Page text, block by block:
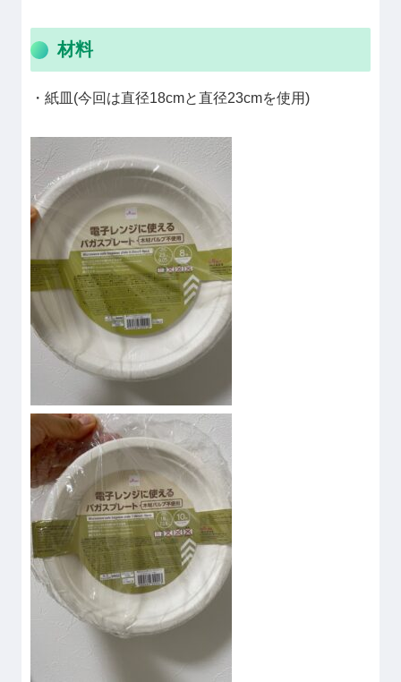
材料
・紙皿(今回は直径18cmと直径23cmを使用)